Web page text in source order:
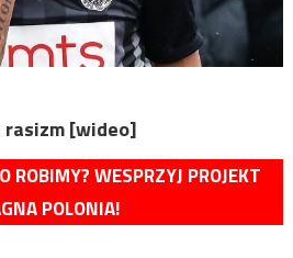
[wideo]
ROBIMY? WESPRZYJ PROJEKT
POLONIA!